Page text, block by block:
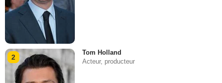
2
Tom Holland
Acteur, producteur